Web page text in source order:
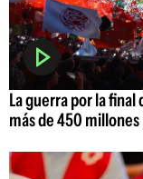
La guerra por la
más de 450 millones